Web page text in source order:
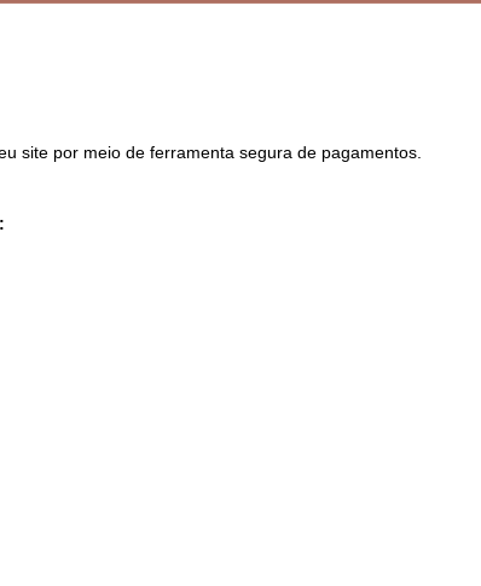
site por meio de ferramenta segura de pagamentos.